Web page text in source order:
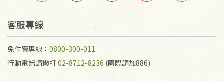
不接受退貨之手抄稿，為敬重法寶故，里仁網購無法
代為結緣處理等。 若需將手抄稿寄還給消費者，因而
產生的運費100元/箱將由消費者負擔。
客服專線
免付費專線： 0800-300-011
行動電話請撥打02-8712-8236 (國際請加886)